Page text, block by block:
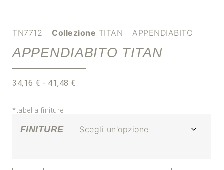
TN7712 Collezione TITAN APPENDIABITO
APPENDIABITO TITAN
34,16 € - 41,48 €
*tabella finiture
FINITURE